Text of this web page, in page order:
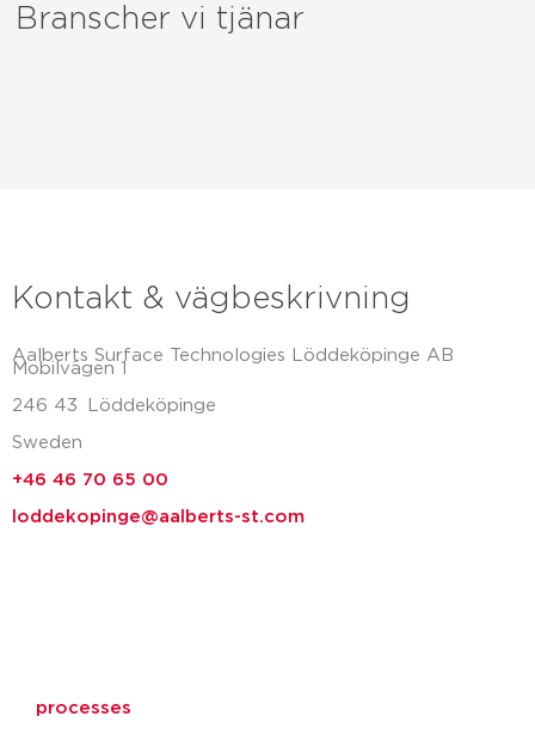
Branscher vi tjänar
Kontakt & vägbeskrivning
Aalberts Surface Technologies Löddeköpinge AB
Mobilvägen 1
246 43 Löddeköpinge
Sweden
+46 46 70 65 00
loddekopinge@aalberts-st.com
processes